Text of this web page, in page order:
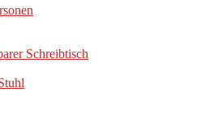
Schreibtisch